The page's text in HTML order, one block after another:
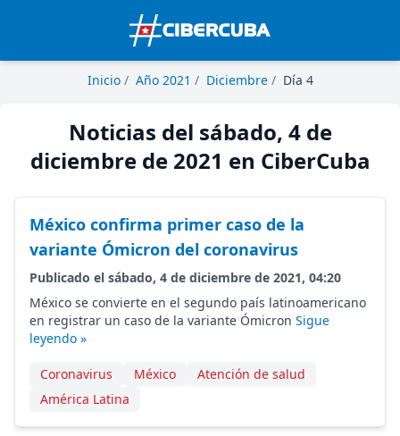
Inicio / Año 2021 / Diciembre / Día 4
Noticias del sábado, 4 de
diciembre de 2021 en CiberCuba
México confirma primer caso de la
variante Ómicron del coronavirus
Publicado el sábado, 4 de diciembre de 2021, 04:20
México se convierte en el segundo país latinoamericano
en registrar un caso de la variante Ómicron Sigue
leyendo »
Coronavirus México
Atención de salud
América Latina